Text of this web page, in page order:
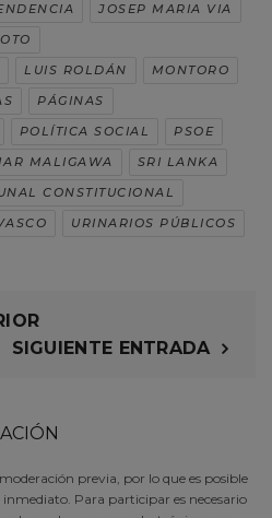
JOSEP MARIA VIA
LUIS ROLDÁN
MONTORO
PÁGINAS
POLÍTICA SOCIAL
PSOE
MALIGAWA
SRI LANKA
CONSTITUCIONAL
URINARIOS PÚBLICOS
SIGUIENTE ENTRADA
previa, por lo que es posible
Para participar es necesario